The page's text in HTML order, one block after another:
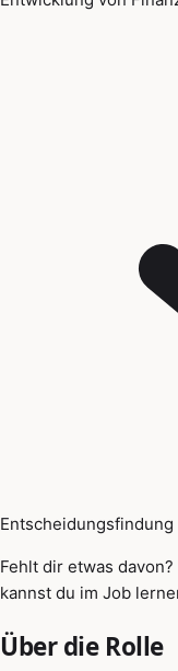
Entscheidungsfindung
Fehlt dir etwas
kannst du im Job
Über die Rolle